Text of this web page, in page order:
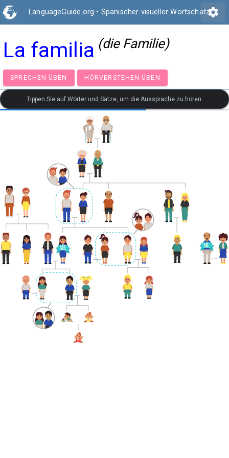
LanguageGuide.org • Spanischer visueller Wortschatzsettings
La familia (die Familie)
SPRECHEN ÜBEN HÖRVERSTEHEN ÜBEN
Tippen Sie auf Wörter und Sätze, um die Aussprache zu hören.